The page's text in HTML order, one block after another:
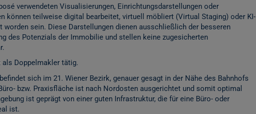
verwendeten Visualisierungen, Einrichtungsdarstellungen oder
können teilweise digital bearbeitet, virtuell möbliert (Virtual Staging) oder KI-
sein. Diese Darstellungen dienen ausschließlich der besseren
des Potenzials der Immobilie und stellen keine zugesicherten
Doppelmakler tätig.
sich im 21. Wiener Bezirk, genauer gesagt in der Nähe des Bahnhofs
bzw. Praxisfläche ist nach Nordosten ausgerichtet und somit optimal
ist geprägt von einer guten Infrastruktur, die für eine Büro- oder
ist.